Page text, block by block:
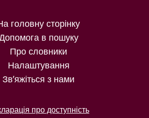
головну сторінку
в пошуку
Про словники
Налаштування
Зв’яжіться з нами
про доступність